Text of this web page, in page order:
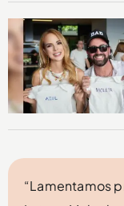
“Lamentamos